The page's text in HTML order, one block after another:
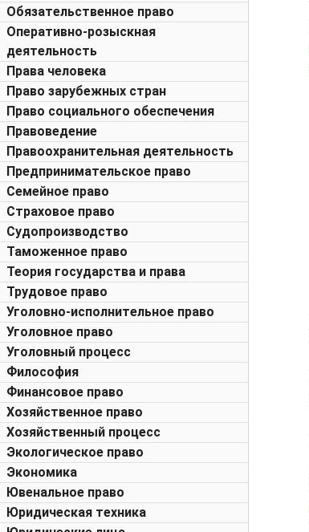
Обязательственное право
Оперативно-розыскная
деятельность
Права человека
Право зарубежных стран
Право социального обеспечения
Правоведение
Правоохранительная деятельность
Предпринимательское право
Семейное право
Страховое право
Судопроизводство
Таможенное право
Теория государства и права
Трудовое право
Уголовно-исполнительное право
Уголовное право
Уголовный процесс
Философия
Финансовое право
Хозяйственное право
Хозяйственный процесс
Экологическое право
Экономика
Ювенальное право
Юридическая техника